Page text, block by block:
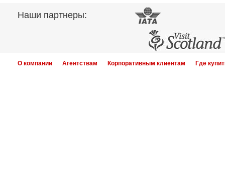
Наши партнеры:
О компании Агентствам Корпоративным клиентам Где